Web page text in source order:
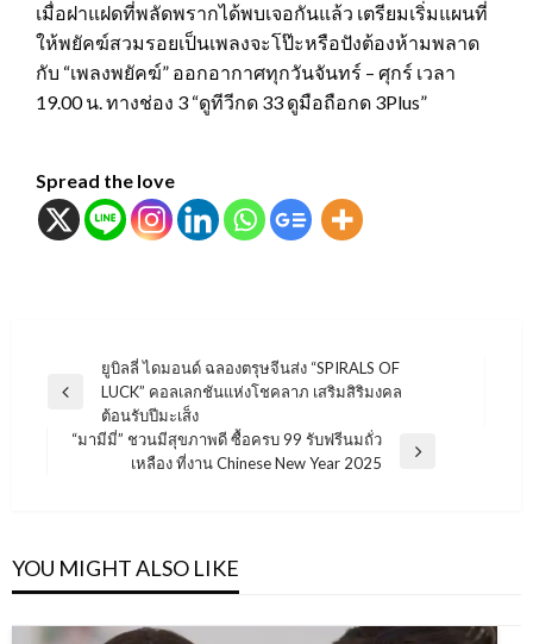
เมื่อฝาแฝดที่พลัดพรากได้พบเจอกันแล้ว เตรียมเริ่มแผนที่
ให้พยัคฆ์สวมรอยเป็นเพลงจะโป๊ะหรือปังต้องห้ามพลาด
กับ “เพลงพยัคฆ์” ออกอากาศทุกวันจันทร์ – ศุกร์ เวลา
19.00 น. ทางช่อง 3 “ดูทีวีกด 33 ดูมือถือกด 3Plus”
Spread the love
แนะแนว
เรื่อง
Previous
ยูบิลลี่ ไดมอนด์ ฉลองตรุษจีนส่ง “SPIRALS OF
LUCK” คอลเลกชันแห่งโชคลาภ เสริมสิริมงคล
ต้อนรับปีมะเส็ง
“มามีมี่” ชวนมีสุขภาพดี ซื้อครบ 99 รับฟรีนมถั่ว
เหลือง ที่งาน Chinese New Year 2025
YOU MIGHT ALSO LIKE